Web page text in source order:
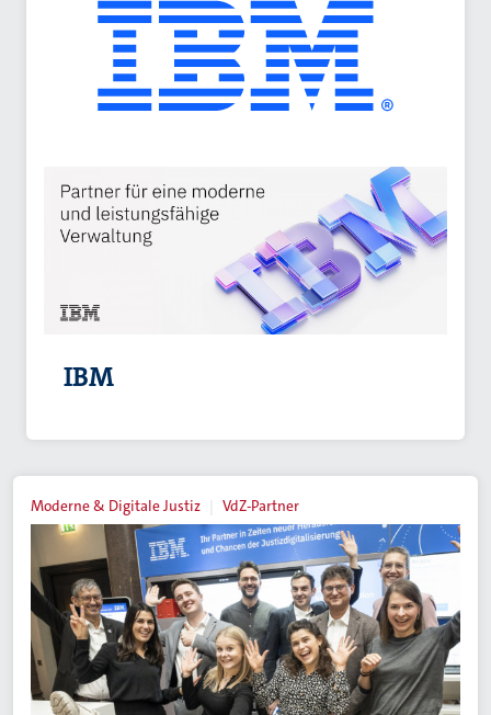
IBM
Moderne & Digitale Justiz VdZ-Partner